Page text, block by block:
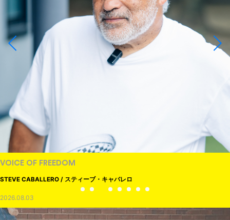
VOICE OF FREEDOM
STEVE CABALLERO / スティーブ・キャバレロ
2026.08.03